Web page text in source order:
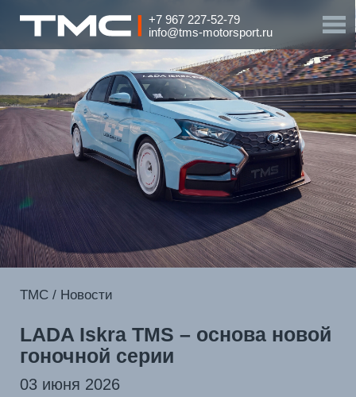
+7 967 227-52-79
info@tms-motorsport.ru
TМС Новости
LADA Iskra TMS – основа новой
гоночной серии
абсолютно новой гоночной серии на